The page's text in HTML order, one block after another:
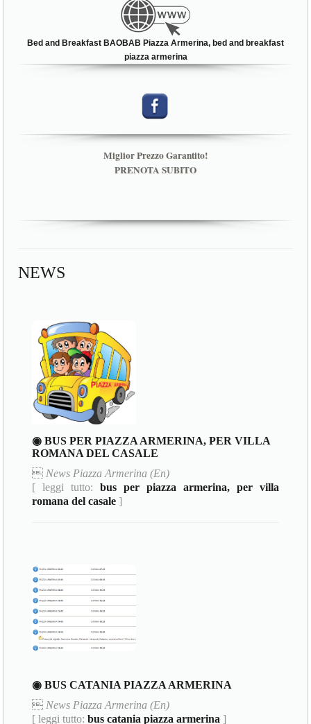
Bed and Breakfast BAOBAB Piazza Armerina, bed and breakfast
piazza armerina
Miglior Prezzo Garantito!
PRENOTA SUBITO
NEWS
◉ BUS PER PIAZZA ARMERINA, PER VILLA
ROMANA DEL CASALE
 News Piazza Armerina (En)
[ leggi tutto:bus per piazza armerina, per villa
romana del casale ]
◉ BUS CATANIA PIAZZA ARMERINA
 News Piazza Armerina (En)
[ leggi tutto:bus catania piazza armerina ]